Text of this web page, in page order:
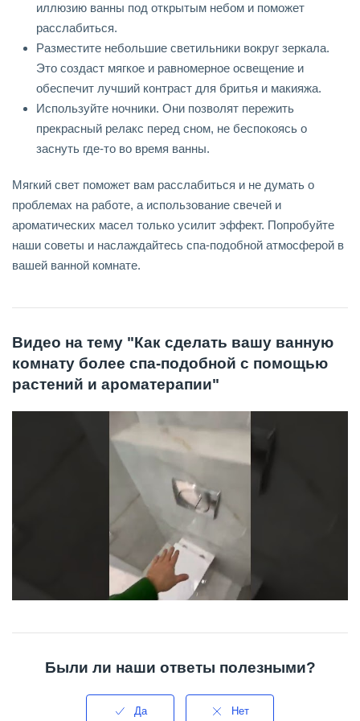
иллюзию ванны под открытым небом и поможет
расслабиться.
Разместите небольшие светильники вокруг зеркала.
Это создаст мягкое и равномерное освещение и
обеспечит лучший контраст для бритья и макияжа.
Используйте ночники. Они позволят пережить
прекрасный релакс перед сном, не беспокоясь о
заснуть где-то во время ванны.
Мягкий свет поможет вам расслабиться и не думать о
проблемах на работе, а использование свечей и
ароматических масел только усилит эффект. Попробуйте
наши советы и наслаждайтесь спа-подобной атмосферой в
вашей ванной комнате.
Видео на тему "Как сделать вашу ванную
комнату более спа-подобной с помощью
растений и ароматерапии"
Были ли наши ответы полезными?
Да Нет